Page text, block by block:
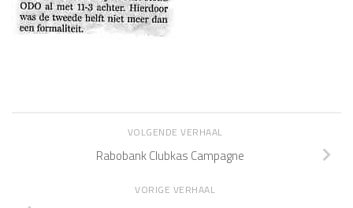
VOLGENDE VERHAAL
Rabobank Clubkas Campagne
VORIGE VERHAAL